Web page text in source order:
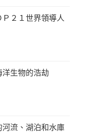
２１世界領導人
生物的浩劫
流、湖泊和水庫